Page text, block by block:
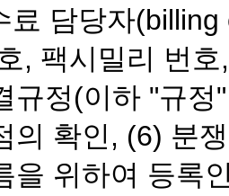
료 담당자
, 팩시밀리 번
규정(이하 "규
의 확인, (6) 분
을 위하여 등록